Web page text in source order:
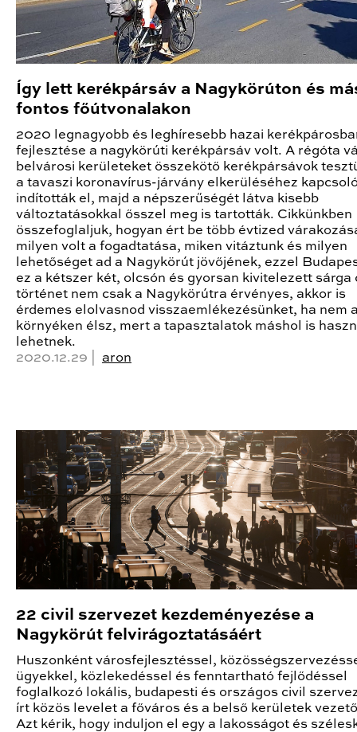
Így lett kerékpársáv a Nagykörúton és
fontos főútvonalakon
2020 legnagyobb és leghíresebb hazai
fejlesztése a nagykörúti kerékpársáv volt. A régóta
belvárosi kerületeket összekötő kerékpársávok
a tavaszi koronavírus-járvány elkerüléséhez
indították el, majd a népszerűségét látva kisebb
változtatásokkal ősszel meg is tartották. Cikkünkben
összefoglaljuk, hogyan ért be több évtized
milyen volt a fogadtatása, miken vitáztunk és milyen
lehetőséget ad a Nagykörút jövőjének, ezzel
ez a kétszer két, olcsón és gyorsan kivitelezett sárga
történet nem csak a Nagykörútra érvényes, akkor is
érdemes elolvasnod visszaemlékezésünket, ha nem
környéken élsz, mert a tapasztalatok máshol is
lehetnek.
2020.12.29 | aron
22 civil szervezet kezdeményezése a
Nagykörút felvirágoztatásáért
Huszonként városfejlesztéssel,
ügyekkel, közlekedéssel és fenntartható fejlődéssel
foglalkozó lokális, budapesti és országos civil
írt közös levelet a főváros és a belső kerületek
Azt kérik, hogy induljon el egy a lakosságot és